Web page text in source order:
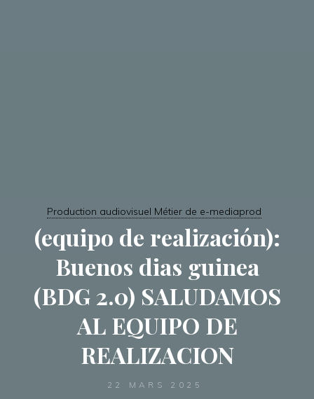
Production audiovisuel Métier de e-mediaprod
(equipo de realización):
Buenos dias guinea
(BDG 2.0) SALUDAMOS
AL EQUIPO DE
REALIZACION
22 MARS 2025